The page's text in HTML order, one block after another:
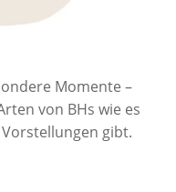
Momente –
von BHs wie es
gibt.